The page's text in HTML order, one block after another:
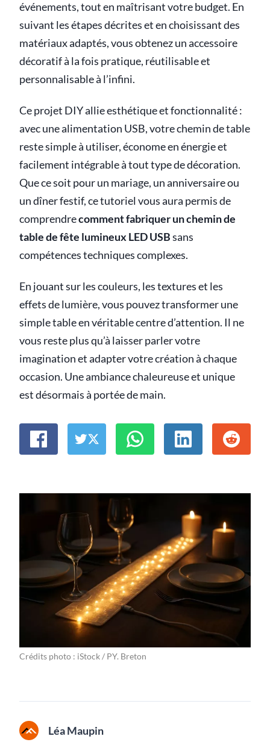
événements, tout en maîtrisant votre budget. En
suivant les étapes décrites et en choisissant des
matériaux adaptés, vous obtenez un accessoire
décoratif à la fois pratique, réutilisable et
personnalisable à l’infini.
Ce projet DIY allie esthétique et fonctionnalité :
avec une alimentation USB, votre chemin de table
reste simple à utiliser, économe en énergie et
facilement intégrable à tout type de décoration.
Que ce soit pour un mariage, un anniversaire ou
un dîner festif, ce tutoriel vous aura permis de
comprendrecomment fabriquer un chemin de
table de fête lumineux LED USBsans
compétences techniques complexes.
En jouant sur les couleurs, les textures et les
effets de lumière, vous pouvez transformer une
simple table en véritable centre d’attention. Il ne
vous reste plus qu’à laisser parler votre
imagination et adapter votre création à chaque
occasion. Une ambiance chaleureuse et unique
est désormais à portée de main.
Crédits photo : iStock / PY. Breton
Léa Maupin